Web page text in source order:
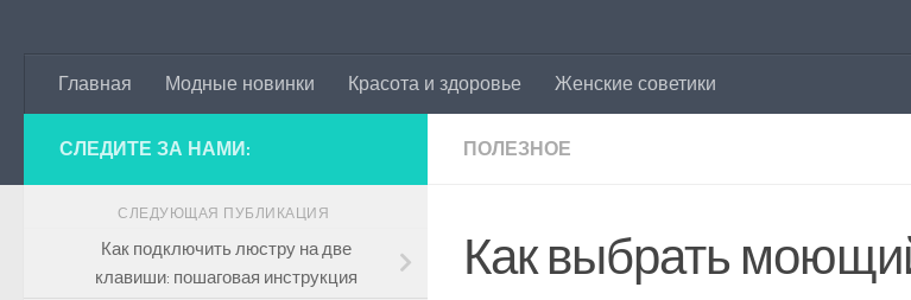
Главная Модные новинки Красота и здоровье Женские советики
ПОЛЕЗНОЕ
Как выбрать
СЛЕДИТЕ ЗА НАМИ:
СЛЕДУЮЩАЯ ПУБЛИКАЦИЯ
Как подключить люстру на две
клавиши: пошаговая инструкция